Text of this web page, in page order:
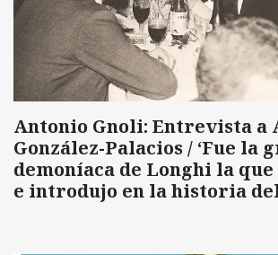
Antonio Gnoli: Entrevista a
González-Palacios / ‘Fue la
demoníaca de Longhi la
e introdujo en la historia